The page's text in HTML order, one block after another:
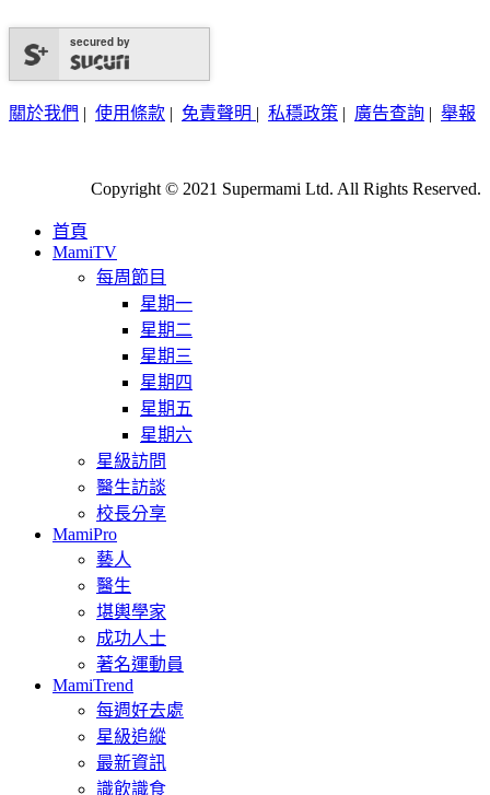
secured by
關於我們 | 使用條款 | 免責聲明 | 私穩政策 | 廣告查詢 | 舉報
Copyright © 2021 Supermami Ltd. All Rights Reserved.
首頁
MamiTV
每周節目
星期一
星期二
星期三
星期四
星期五
星期六
星級訪問
醫生訪談
校長分享
MamiPro
藝人
醫生
堪輿學家
成功人士
著名運動員
MamiTrend
每週好去處
星級追縱
最新資訊
識飲識食